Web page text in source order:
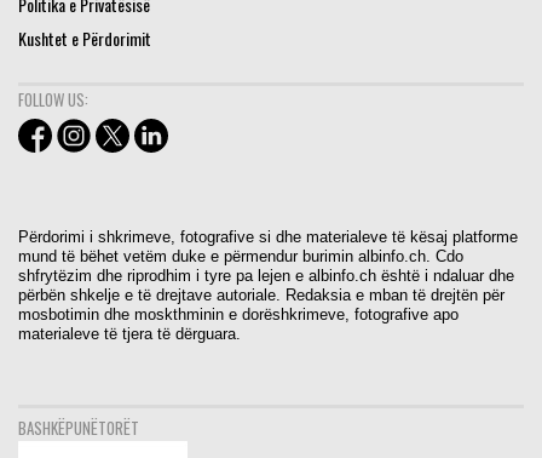
Kushtet e Përdorimit
FOLLOW US:
Përdorimi i shkrimeve, fotografive si dhe materialeve të kësaj platforme
mund të bëhet vetëm duke e përmendur burimin albinfo.ch. Cdo
shfrytëzim dhe riprodhim i tyre pa lejen e albinfo.ch është i ndaluar dhe
përbën shkelje e të drejtave autoriale. Redaksia e mban të drejtën për
mosbotimin dhe moskthminin e dorëshkrimeve, fotografive apo
materialeve të tjera të dërguara.
BASHKËPUNËTORËT